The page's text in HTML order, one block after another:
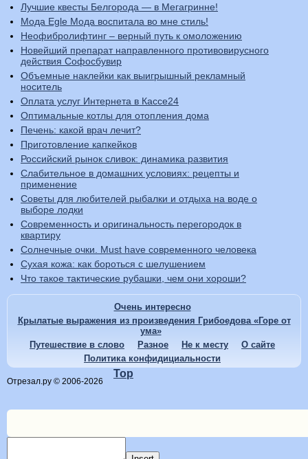
Лучшие квесты Белгорода — в Мегагринне!
Мода Egle Мода воспитала во мне стиль!
Неофибролифтинг – верный путь к омоложению
Новейший препарат направленного противовирусного
действия Софосбувир
Объемные наклейки как выигрышный рекламный
носитель
Оплата услуг Интернета в Кассе24
Оптимальные котлы для отопления дома
Печень: какой врач лечит?
Приготовление капкейков
Российский рынок сливок: динамика развития
Слабительное в домашних условиях: рецепты и
применение
Советы для любителей рыбалки и отдыха на воде о
выборе лодки
Современность и оригинальность перегородок в
квартиру
Солнечные очки. Must have современного человека
Сухая кожа: как бороться с шелушением
Что такое тактические рубашки, чем они хороши?
Очень интересно
Крылатые выражения из произведения Грибоедова «Горе от
ума»
Путешествие в слово
Разное Не к месту
О сайте
Политика конфидициальности
Отрезал.ру © 2006-2026
Top